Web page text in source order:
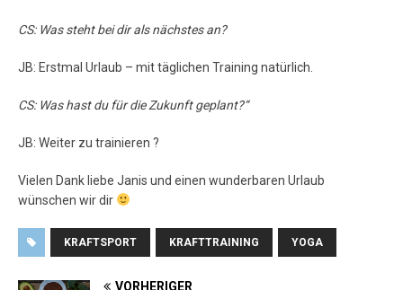
CS: Was steht bei dir als nächstes an?
JB: Erstmal Urlaub – mit täglichen Training natürlich.
CS: Was hast du für die Zukunft geplant?“
JB: Weiter zu trainieren ?
Vielen Dank liebe Janis und einen wunderbaren Urlaub
wünschen wir dir
KRAFTSPORT KRAFTTRAINING YOGA
VORHERIGER